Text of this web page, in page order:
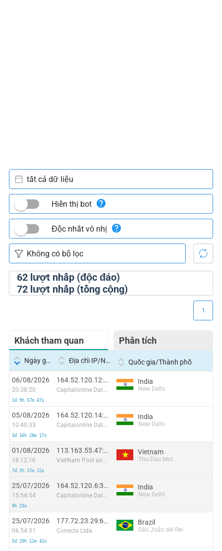
62lượt nhấp (độc đáo)
72lượt nhấp (tổng cộng)
tất cả dữ liệu
Hiển thị bot
Độc nhất vô nhị
Khách tham quan Phân tích
1
Ngày giờ Địa chỉ IP/Nhà cung cấp dịch vụ Quốc gia/Thành phố
06/08/2026
20:38:20
1d 9h 57m 47s
164.52.120.12:2063
Capitalonline Data Service (HK) Co
India
New Delhi
05/08/2026
10:40:33
3d 16h 28m 17s
164.52.120.14:13375
Capitalonline Data Service (HK) Co
India
New Delhi
01/08/2026
18:12:16
7d 2h 17m 22s
113.163.55.47:56026
VietNam Post and Telecom Corporation
Vietnam
Thu Dau Mot
25/07/2026
15:54:54
9h 23s
164.52.120.6:38303
Capitalonline Data Service (HK) Co
India
New Delhi
25/07/2026
06:54:31
5d 20h 11m 42s
177.72.23.29:6809
Conecta Ltda.
Brazil
São João del Rei